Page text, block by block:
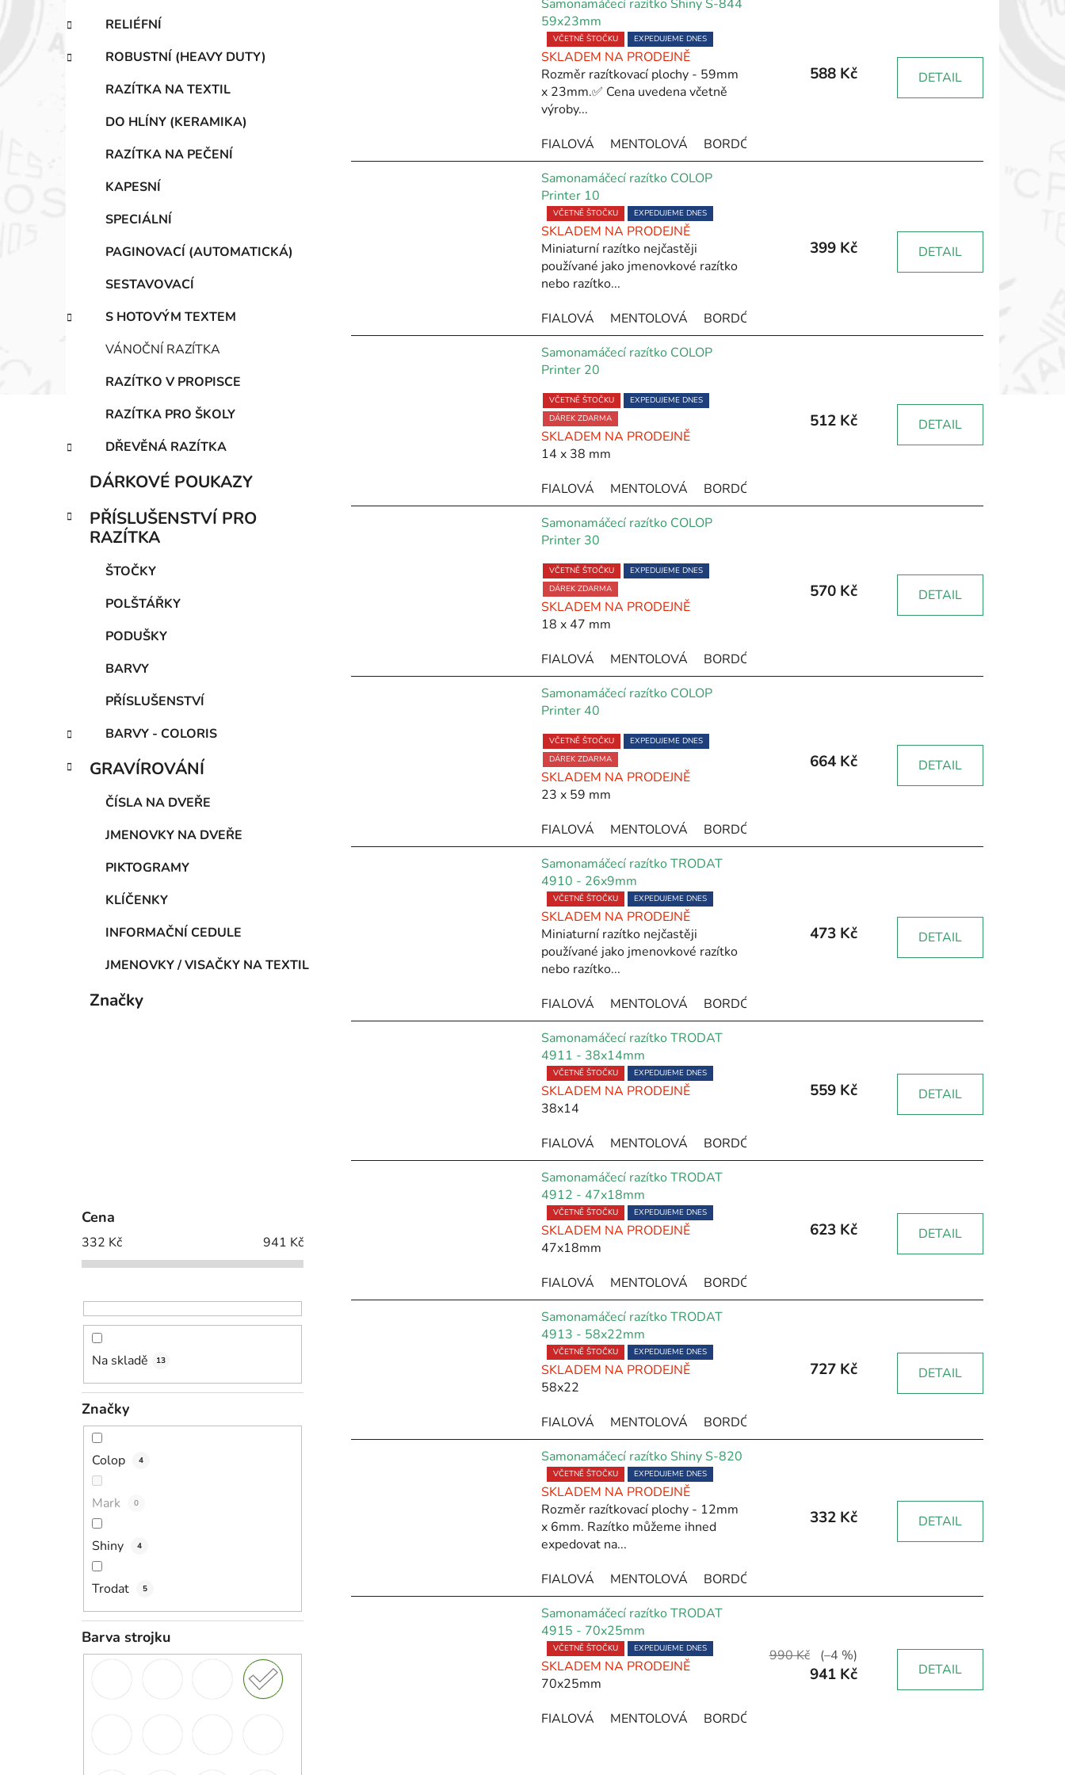
RELIÉFNÍ
ROBUSTNÍ (HEAVY DUTY)
RAZÍTKA NA TEXTIL
DO HLÍNY (KERAMIKA)
RAZÍTKA NA PEČENÍ
KAPESNÍ
SPECIÁLNÍ
PAGINOVACÍ (AUTOMATICKÁ)
SESTAVOVACÍ
S HOTOVÝM TEXTEM
VÁNOČNÍ RAZÍTKA
RAZÍTKO V PROPISCE
RAZÍTKA PRO ŠKOLY
DŘEVĚNÁ RAZÍTKA
DÁRKOVÉ POUKAZY
PŘÍSLUŠENSTVÍ PRO
RAZÍTKA
ŠTOČKY
POLŠTÁŘKY
PODUŠKY
BARVY
PŘÍSLUŠENSTVÍ
BARVY - COLORIS
GRAVÍROVÁNÍ
ČÍSLA NA DVEŘE
JMENOVKY NA DVEŘE
PIKTOGRAMY
KLÍČENKY
INFORMAČNÍ CEDULE
JMENOVKY / VISAČKY NA TEXTIL
Značky
Cena
332 Kč 941 Kč
Na skladě 13
Značky
Colop 4
Mark 0
Shiny 4
Trodat 5
Barva strojku
Samonamáčecí razítko Shiny S-844
59x23mm
Průměrné
hodnocení
produktu
je
5,0
5
hvězdiček.
VČETNĚ ŠTOČKU EXPEDUJEME DNES
SKLADEM NA PRODEJNĚ
Rozměr razítkovací plochy - 59mm
x 23mm.✅ Cena uvedena včetně
výroby...
FIALOVÁ
MENTOLOVÁ BORDÓ
588 Kč DETAIL
Samonamáčecí razítko COLOP
Printer 10
Průměrné
hodnocení
produktu
je
5,0
5
hvězdiček.
VČETNĚ ŠTOČKU EXPEDUJEME DNES
SKLADEM NA PRODEJNĚ
Miniaturní razítko nejčastěji
používané jako jmenovkové razítko
nebo razítko...
FIALOVÁ
MENTOLOVÁ BORDÓ
399 Kč DETAIL
Samonamáčecí razítko COLOP
Printer 20
hodnocení
produktu
je
5,0
5
hvězdiček.
VČETNĚ ŠTOČKU
EXPEDUJEME DNES
DÁREK ZDARMA
SKLADEM NA PRODEJNĚ
14 x 38 mm
FIALOVÁ
MENTOLOVÁ BORDÓ
512 Kč DETAIL
Samonamáčecí razítko COLOP
Printer 30
hodnocení
produktu
je
5,0
5
hvězdiček.
VČETNĚ ŠTOČKU
EXPEDUJEME DNES
DÁREK ZDARMA
SKLADEM NA PRODEJNĚ
18 x 47 mm
FIALOVÁ
MENTOLOVÁ BORDÓ
570 Kč DETAIL
Samonamáčecí razítko COLOP
Printer 40
hodnocení
produktu
je
5,0
5
hvězdiček.
VČETNĚ ŠTOČKU
EXPEDUJEME DNES
DÁREK ZDARMA
SKLADEM NA PRODEJNĚ
23 x 59 mm
FIALOVÁ
MENTOLOVÁ BORDÓ
664 Kč DETAIL
Samonamáčecí razítko TRODAT
4910 - 26x9mm
Průměrné
hodnocení
produktu
je
5,0
5
hvězdiček.
VČETNĚ ŠTOČKU EXPEDUJEME DNES
SKLADEM NA PRODEJNĚ
Miniaturní razítko nejčastěji
používané jako jmenovkové razítko
nebo razítko...
FIALOVÁ
MENTOLOVÁ BORDÓ
473 Kč DETAIL
Samonamáčecí razítko TRODAT
4911 - 38x14mm
Průměrné
hodnocení
produktu
5,0
z
5
hvězdiček.
VČETNĚ ŠTOČKU EXPEDUJEME DNES
SKLADEM NA PRODEJNĚ
38x14
FIALOVÁ
MENTOLOVÁ BORDÓ
559 Kč DETAIL
Samonamáčecí razítko TRODAT
4912 - 47x18mm
Průměrné
hodnocení
produktu
5,0
z
5
hvězdiček.
VČETNĚ ŠTOČKU EXPEDUJEME DNES
SKLADEM NA PRODEJNĚ
47x18mm
FIALOVÁ
MENTOLOVÁ BORDÓ
623 Kč DETAIL
Samonamáčecí razítko TRODAT
4913 - 58x22mm
Průměrné
hodnocení
produktu
5,0
z
5
hvězdiček.
VČETNĚ ŠTOČKU EXPEDUJEME DNES
SKLADEM NA PRODEJNĚ
58x22
FIALOVÁ
MENTOLOVÁ BORDÓ
727 Kč DETAIL
Samonamáčecí razítko Shiny S-820
Průměrné
hodnocení
produktu
je
5,0
5
hvězdiček.
VČETNĚ ŠTOČKU EXPEDUJEME DNES
SKLADEM NA PRODEJNĚ
Rozměr razítkovací plochy - 12mm
x 6mm. Razítko můžeme ihned
expedovat na...
FIALOVÁ
MENTOLOVÁ BORDÓ
332 Kč DETAIL
Samonamáčecí razítko TRODAT
4915 - 70x25mm
Průměrné
hodnocení
produktu
5,0
VČETNĚ ŠTOČKU EXPEDUJEME DNES
SKLADEM NA PRODEJNĚ
70x25mm
FIALOVÁ
MENTOLOVÁ BORDÓ
990 Kč (–4 %)
941 Kč DETAIL